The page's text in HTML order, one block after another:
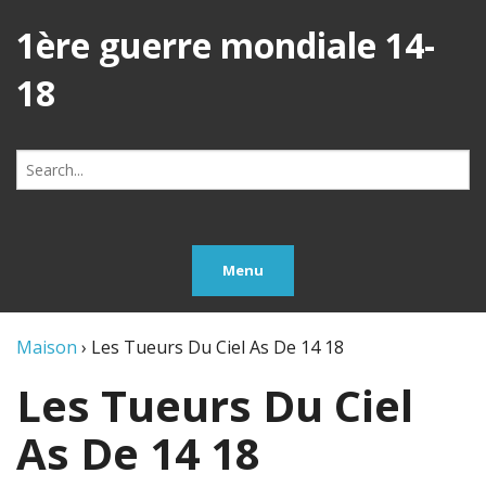
1ère guerre mondiale 14-
18
Search
for:
Menu
Maison › Les Tueurs Du Ciel As De 14 18
Les Tueurs Du Ciel
As De 14 18